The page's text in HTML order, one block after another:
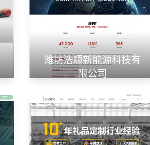
潍坊浩顺新能源科技有
限公司